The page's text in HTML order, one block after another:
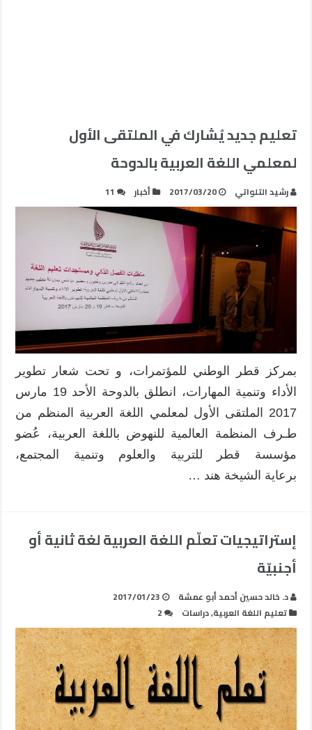
تعليم جديد يُشارك في الملتقى الأول
لمعلمي اللغة العربية بالدوحة
رشيد التلواتي 2017/03/20 أخبار 11
بمركز قطر الوطني للمؤتمرات، و تحت شعار تطوير
الأداء وتنمية المهارات، انطلق بالدوحة الأحد 19 مارس
2017 الملتقى الأول لمعلمي اللغة العربية المنظم من
طـرف المنظمة العالمية للنهوض باللغة العربية، عُضو
مؤسسة قطر للتربية والعلوم وتنمية المجتمع،
برعاية الشيخة هند …
إستراتيجيات تعلّم اللغة العربية لغة ثانية أو
أجنبيّة
د. خالد حسين أحمد أبو عمشة
2017/01/23
تعليم اللغة العربية,دراسات 2